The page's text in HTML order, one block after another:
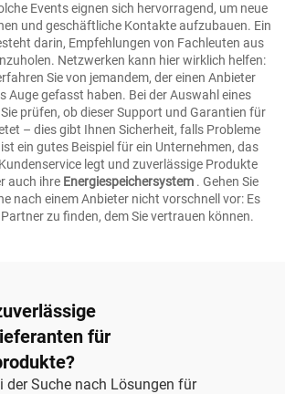
Events eignen sich hervorragend, um neue
und geschäftliche Kontakte aufzubauen. Ein
darin, Empfehlungen von Fachleuten aus
Netzwerken kann hier wirklich helfen:
Sie von jemandem, der einen Anbieter
Auge gefasst haben. Bei der Auswahl eines
prüfen, ob dieser Support und Garantien für
– dies gibt Ihnen Sicherheit, falls Probleme
ein gutes Beispiel für ein Unternehmen, das
legt und zuverlässige Produkte
auch ihre Energiespeichersystem . Gehen Sie
nach einem Anbieter nicht vorschnell vor: Es
zu finden, dem Sie vertrauen können.
für
der Suche nach Lösungen für